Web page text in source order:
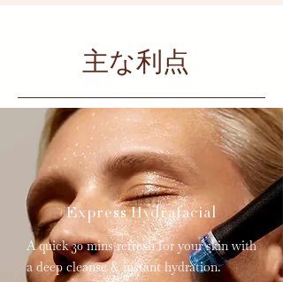
主な利点
Express Hydrafacial
A quick 30 mins refresh for your skin with
a deep cleanse & instant hydration.